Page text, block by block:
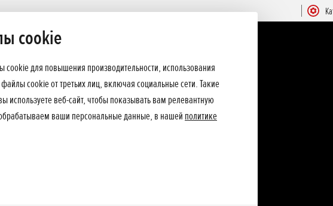
cookie
cookie для повышения производительности, использования
cookie от третьих лиц, включая социальные сети. Такие
используете веб-сайт, чтобы показывать вам релевантную
ваши персональные данные, в нашей политике
tab